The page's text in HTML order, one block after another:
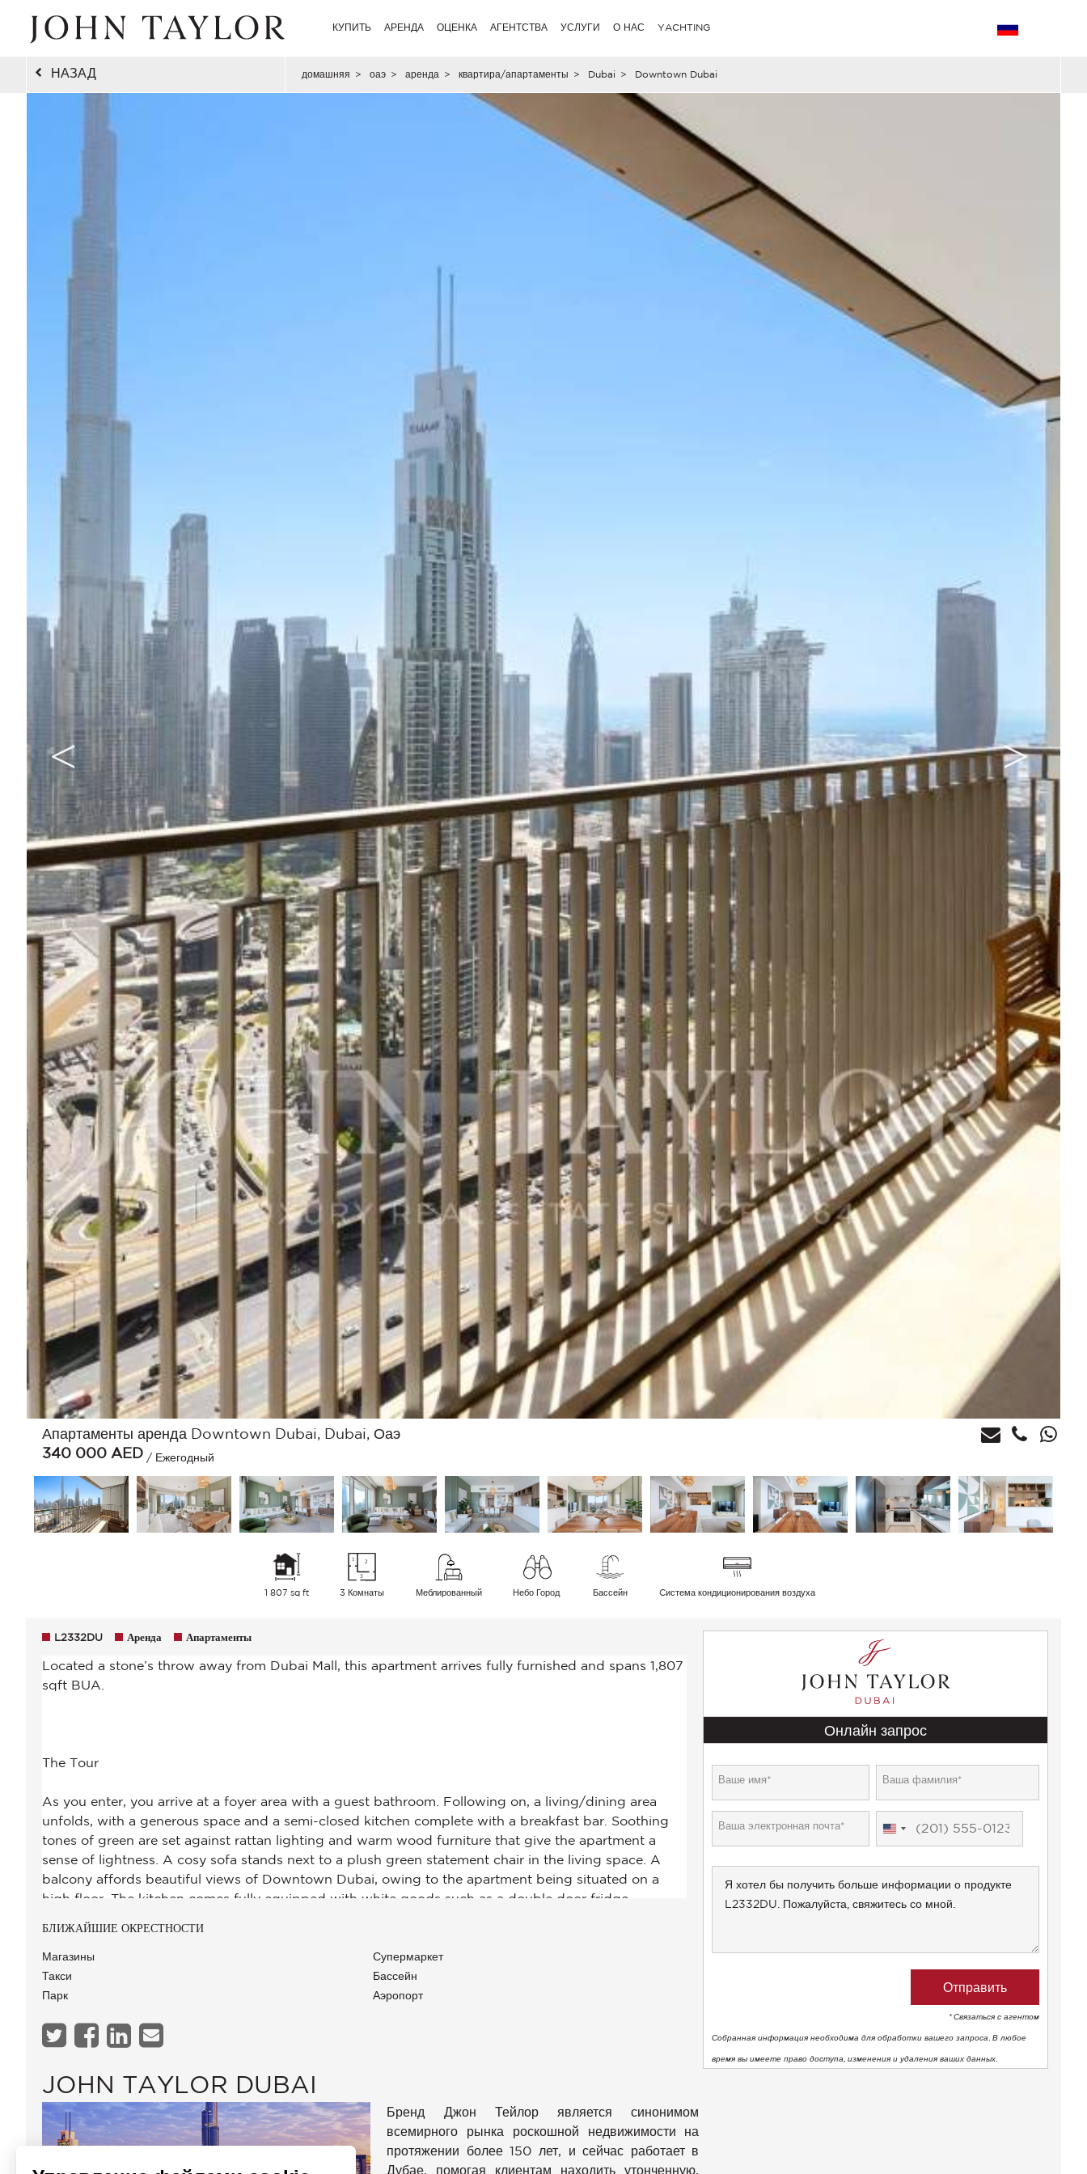
КУПИТЬ АРЕНДА ОЦЕНКА АГЕНТСТВА УСЛУГИ О НАС YACHTING
НАЗАД домашняя > оаэ > аренда > квартира/апартаменты > Dubai > Downtown Dubai
Апартаменты аренда Downtown Dubai, Dubai, Оаэ
340 000 AED / Ежегодный
1 807 sq ft 3 Комнаты Меблированный Небо Город Бассейн Cистема кондиционирования воздуха
L2332DU Аренда Апартаменты
БЛИЖАЙШИЕ ОКРЕСТНОСТИ
Магазины
Такси
Парк
Супермаркет
Бассейн
Аэропорт
JOHN TAYLOR DUBAI
Бренд Джон Тейлор является синонимом
всемирного рынка роскошной недвижимости на
протяжении более 150 лет, и сейчас работает в
Дубае, помогая клиентам находить утонченную,
Онлайн запрос
United
* Связаться с агентом
Собранная информация необходима для обработки вашего запроса. В любое
время вы имеете право доступа, изменения и удаления ваших данных.